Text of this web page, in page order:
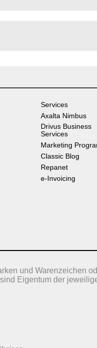
Services
Axalta Nimbus
Drivus Business
Services
Marketing
Classic Blog
Repanet
e-Invoicing
und Warenzeichen
Eigentum der